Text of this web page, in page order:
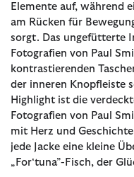
Elemente auf, während
am Rücken für
sorgt. Das ungefütterte
Fotografien von Paul
kontrastierenden
der inneren Knopfleiste
Highlight ist die
Fotografien von Paul
mit Herz und
jede Jacke eine kleine
„For‘tuna”-Fisch, der